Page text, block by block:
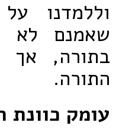
וללמדנו
שאמנם לא
בתורה, אך
התורה.
עומק כוונת